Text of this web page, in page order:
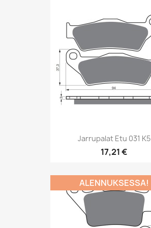
Jarrupalat Etu 031 K5
17,21 €
ALENNUKSESSA!